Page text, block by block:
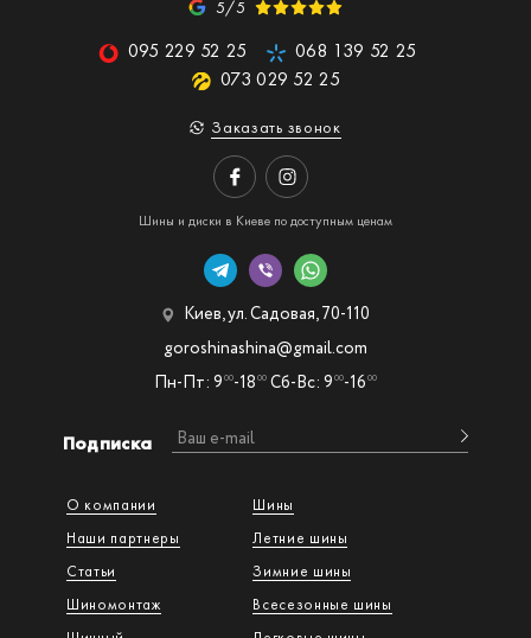
5/5
095 229 52 25
068 139 52 25
073 029 52 25
Заказать звонок
Шины и диски в Киеве по доступным ценам
О компании
Наши партнеры
Статьи
Шиномонтаж
Шины
Летние шины
Зимние шины
Всесезонные шины
Подписка
Киев, ул. Садовая, 70-110
Пн-Пт: 9 00-18 00 Сб-Вс: 9 00-16 00
goroshinashina@gmail.com